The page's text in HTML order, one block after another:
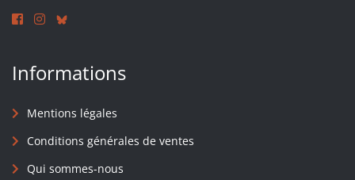
Informations
Mentions légales
Conditions générales de ventes
Qui sommes-nous